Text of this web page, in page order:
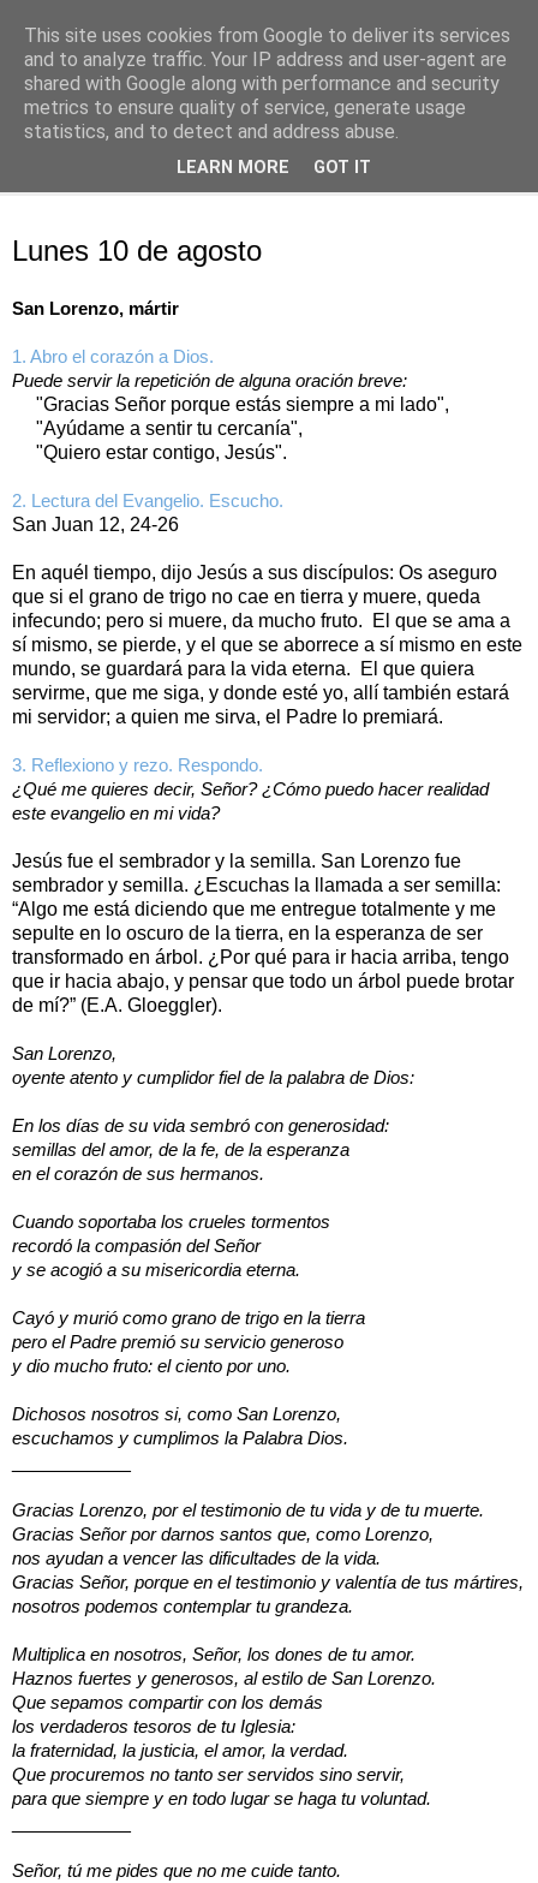
Oración personal
con el Evangelio de cada día
Lunes 10 de agosto
San Lorenzo, mártir
1. Abro el corazón a Dios.
Puede servir la repetición de alguna oración breve:
"Gracias Señor porque estás siempre a mi lado",
"Ayúdame a sentir tu cercanía",
"Quiero estar contigo, Jesús".
2. Lectura del Evangelio. Escucho.
San Juan 12, 24-26
En aquél tiempo, dijo Jesús a sus discípulos: Os aseguro
que si el grano de trigo no cae en tierra y muere, queda
infecundo; pero si muere, da mucho fruto. El que se ama a
sí mismo, se pierde, y el que se aborrece a sí mismo en este
mundo, se guardará para la vida eterna. El que quiera
servirme, que me siga, y donde esté yo, allí también estará
mi servidor; a quien me sirva, el Padre lo premiará.
3. Reflexiono y rezo. Respondo.
¿Qué me quieres decir, Señor? ¿Cómo puedo hacer realidad
este evangelio en mi vida?
Jesús fue el sembrador y la semilla. San Lorenzo fue
sembrador y semilla. ¿Escuchas la llamada a ser semilla:
“Algo me está diciendo que me entregue totalmente y me
sepulte en lo oscuro de la tierra, en la esperanza de ser
transformado en árbol. ¿Por qué para ir hacia arriba, tengo
que ir hacia abajo, y pensar que todo un árbol puede brotar
de mí?” (E.A. Gloeggler).
San Lorenzo,
oyente atento y cumplidor fiel de la palabra de Dios:
En los días de su vida sembró con generosidad:
semillas del amor, de la fe, de la esperanza
en el corazón de sus hermanos.
Cuando soportaba los crueles tormentos
recordó la compasión del Señor
y se acogió a su misericordia eterna.
Cayó y murió como grano de trigo en la tierra
pero el Padre premió su servicio generoso
y dio mucho fruto: el ciento por uno.
Dichosos nosotros si, como San Lorenzo,
escuchamos y cumplimos la Palabra Dios.
Gracias Lorenzo, por el testimonio de tu vida y de tu muerte.
Gracias Señor por darnos santos que, como Lorenzo,
nos ayudan a vencer las dificultades de la vida.
Gracias Señor, porque en el testimonio y valentía de tus mártires,
nosotros podemos contemplar tu grandeza.
Multiplica en nosotros, Señor, los dones de tu amor.
Haznos fuertes y generosos, al estilo de San Lorenzo.
Que sepamos compartir con los demás
los verdaderos tesoros de tu Iglesia:
la fraternidad, la justicia, el amor, la verdad.
Que procuremos no tanto ser servidos sino servir,
para que siempre y en todo lugar se haga tu voluntad.
Señor, tú me pides que no me cuide tanto.
This site uses cookies from Google to deliver its services
and to analyze traffic. Your IP address and user-agent are
shared with Google along with performance and security
metrics to ensure quality of service, generate usage
statistics, and to detect and address abuse.
LEARN MORE GOT IT